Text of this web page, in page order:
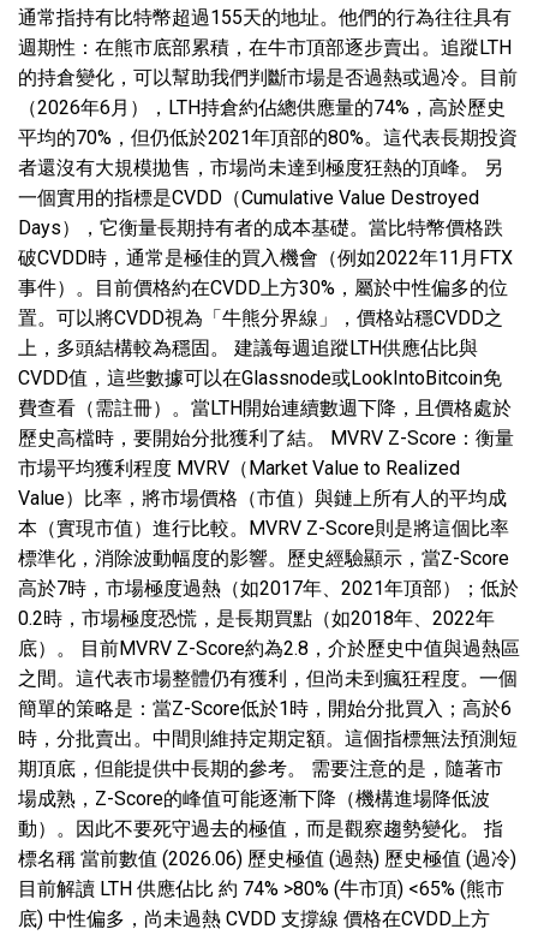
通常指持有比特幣超過155天的地址。他們的行為往往具有
週期性：在熊市底部累積，在牛市頂部逐步賣出。追蹤LTH
的持倉變化，可以幫助我們判斷市場是否過熱或過冷。目前
（2026年6月），LTH持倉約佔總供應量的74%，高於歷史
平均的70%，但仍低於2021年頂部的80%。這代表長期投資
者還沒有大規模拋售，市場尚未達到極度狂熱的頂峰。 另
一個實用的指標是CVDD（Cumulative Value Destroyed
Days），它衡量長期持有者的成本基礎。當比特幣價格跌
破CVDD時，通常是極佳的買入機會（例如2022年11月FTX
事件）。目前價格約在CVDD上方30%，屬於中性偏多的位
置。可以將CVDD視為「牛熊分界線」，價格站穩CVDD之
上，多頭結構較為穩固。 建議每週追蹤LTH供應佔比與
CVDD值，這些數據可以在Glassnode或LookIntoBitcoin免
費查看（需註冊）。當LTH開始連續數週下降，且價格處於
歷史高檔時，要開始分批獲利了結。 MVRV Z-Score：衡量
市場平均獲利程度 MVRV（Market Value to Realized
Value）比率，將市場價格（市值）與鏈上所有人的平均成
本（實現市值）進行比較。MVRV Z-Score則是將這個比率
標準化，消除波動幅度的影響。歷史經驗顯示，當Z-Score
高於7時，市場極度過熱（如2017年、2021年頂部）；低於
0.2時，市場極度恐慌，是長期買點（如2018年、2022年
底）。 目前MVRV Z-Score約為2.8，介於歷史中值與過熱區
之間。這代表市場整體仍有獲利，但尚未到瘋狂程度。一個
簡單的策略是：當Z-Score低於1時，開始分批買入；高於6
時，分批賣出。中間則維持定期定額。這個指標無法預測短
期頂底，但能提供中長期的參考。 需要注意的是，隨著市
場成熟，Z-Score的峰值可能逐漸下降（機構進場降低波
動）。因此不要死守過去的極值，而是觀察趨勢變化。 指
標名稱 當前數值 (2026.06) 歷史極值 (過熱) 歷史極值 (過冷)
目前解讀 LTH 供應佔比 約 74% >80% (牛市頂) <65% (熊市
底) 中性偏多，尚未過熱 CVDD 支撐線 價格在CVDD上方